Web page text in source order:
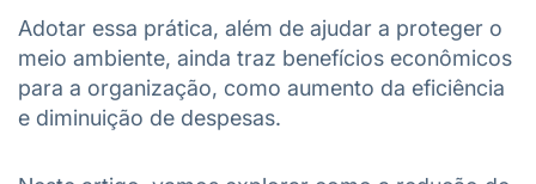
Adotar essa prática, além de ajudar a proteger o
meio ambiente, ainda traz benefícios econômicos
para a organização, como aumento da eficiência
e diminuição de despesas.